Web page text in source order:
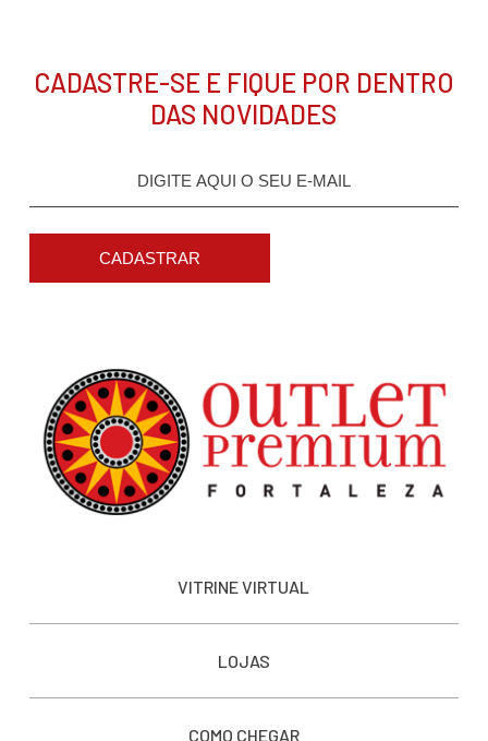
CADASTRE-SE E FIQUE POR DENTRO
DAS NOVIDADES
CADASTRAR
VITRINE VIRTUAL
LOJAS
COMO CHEGAR